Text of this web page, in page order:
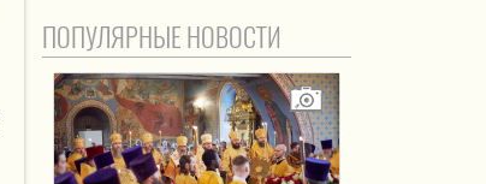
ПОПУЛЯРНЫЕ НОВОСТИ